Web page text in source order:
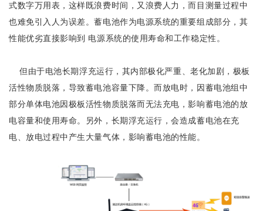
式数字万用表，这样既浪费时间，又浪费人力，而目测量过程中
也难免引入人为误差。蓄电池作为电源系统的重要组成部分，其
性能优劣直接影响到 电源系统的使用寿命和工作稳定性。
但由于电池长期浮充运行，其内部极化严重、老化加剧，极板
活性物质脱落，导致蓄电池容量下降。而放电时，因蓄电池组中
部分单体电池因极板活性物质脱落而无法充电，影响蓄电池的放
电容量和使用寿命。另外，长期浮充运行，会造成蓄电池在充
电、放电过程中产生大量气体，影响蓄电池的性能。